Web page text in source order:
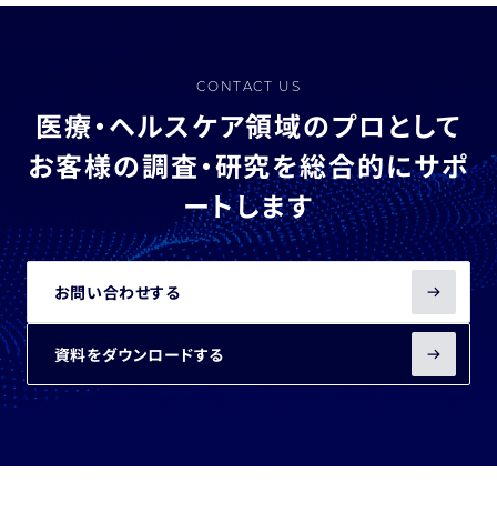
CONTACT US
医療・ヘルスケア領域のプロとして
お客様の調査・研究を総合的にサポ
ートします
お問い合わせする
資料をダウンロードする